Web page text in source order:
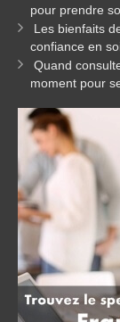
pour prendre
Les bienfaits
confiance en
Quand
moment pour